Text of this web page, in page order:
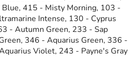
415 - Misty Morning, 103 -
Intense, 130 - Cyprus
- Autumn Green, 233 - Sap
346 - Aquarius Green, 336 -
Violet, 243 - Payne's Gray